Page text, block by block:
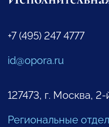
+7 (495) 247 4777
id@opora.ru
127473, г. Москва,
Региональные